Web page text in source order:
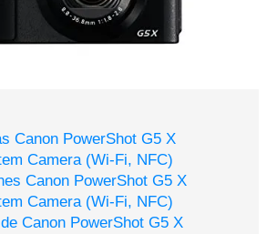
Canon PowerShot G5 X
Camera (Wi-Fi, NFC)
Canon PowerShot G5 X
Camera (Wi-Fi, NFC)
Canon PowerShot G5 X